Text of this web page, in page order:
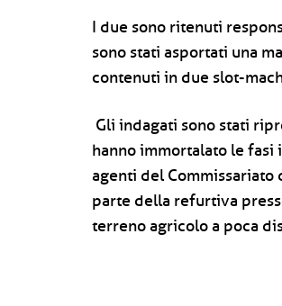
I due sono ritenuti
sono stati asportati una
contenuti in due slot-
Gli indagati sono stati
hanno immortalato le fasi
agenti del
parte della refurtiva
terreno agricolo a poca